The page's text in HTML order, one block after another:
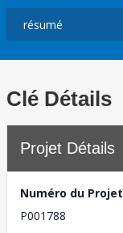
Clé Détails
Projet Détails
Numéro du Projet
P001788